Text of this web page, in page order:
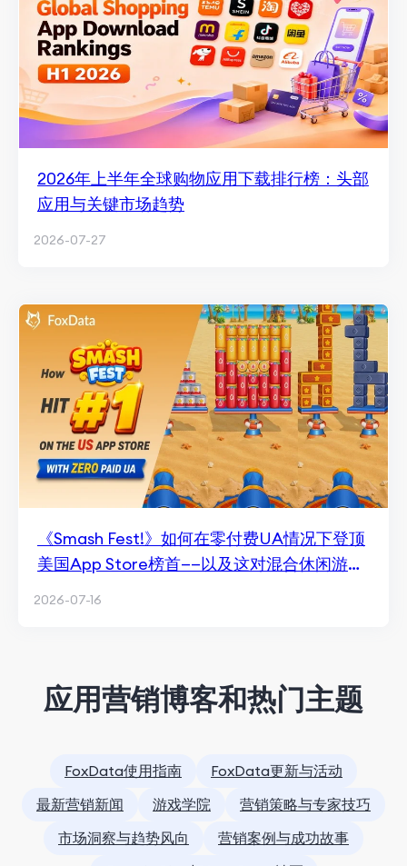
2026年上半年全球购物应用下载排行榜：头部
应用与关键市场趋势
2026-07-27
《Smash Fest!》如何在零付费UA情况下登顶
美国App Store榜首——以及这对混合休闲游戏
2026-07-16
应用营销博客和热门主题
FoxData使用指南
FoxData更新与活动
最新营销新闻
游戏学院
营销策略与专家技巧
市场洞察与趋势风向
营销案例与成功故事